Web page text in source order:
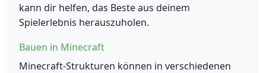
kann dir helfen, das Beste aus deinem
Spielerlebnis herauszuholen.
Bauen in Minecraft
Minecraft-Strukturen können in verschiedenen